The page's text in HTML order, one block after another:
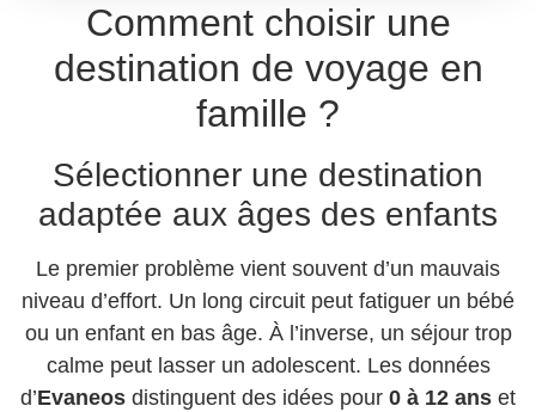
Comment choisir une
destination de voyage en
famille ?
Sélectionner une destination
adaptée aux âges des enfants
Le premier problème vient souvent d’un mauvais
niveau d’effort. Un long circuit peut fatiguer un bébé
ou un enfant en bas âge. À l’inverse, un séjour trop
calme peut lasser un adolescent. Les données
d’Evaneos distinguent des idées pour 0 à 12 ans et